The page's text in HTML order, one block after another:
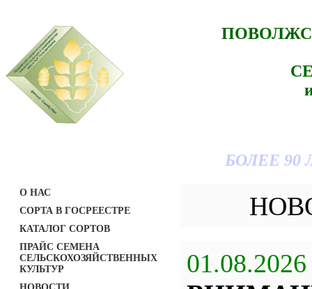
БОЛЕЕ
О НАС
СОРТА В ГОСРЕЕСТРЕ
КАТАЛОГ СОРТОВ
ПРАЙС СЕМЕНА
СЕЛЬСКОХОЗЯЙСТВЕННЫХ
КУЛЬТУР
01.08.2026